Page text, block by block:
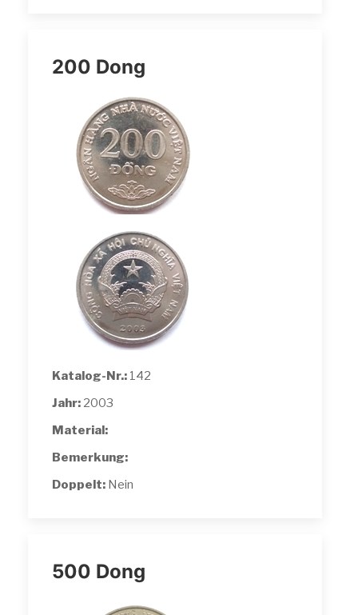
200 Dong
Katalog-Nr.: 142
Jahr: 2003
Material:
Bemerkung:
Doppelt: Nein
500 Dong